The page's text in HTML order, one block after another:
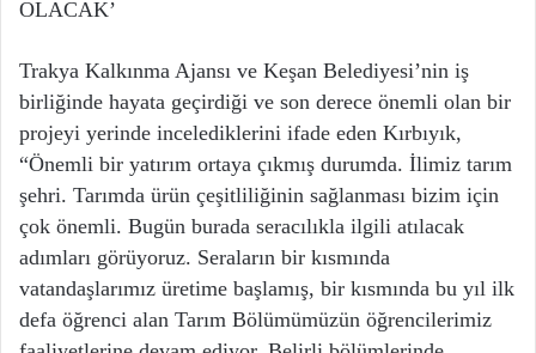
OLACAK’
Trakya Kalkınma Ajansı ve Keşan Belediyesi’nin iş
birliğinde hayata geçirdiği ve son derece önemli olan bir
projeyi yerinde incelediklerini ifade eden Kırbıyık,
“Önemli bir yatırım ortaya çıkmış durumda. İlimiz tarım
şehri. Tarımda ürün çeşitliliğinin sağlanması bizim için
çok önemli. Bugün burada seracılıkla ilgili atılacak
adımları görüyoruz. Seraların bir kısmında
vatandaşlarımız üretime başlamış, bir kısmında bu yıl ilk
defa öğrenci alan Tarım Bölümümüzün öğrencilerimiz